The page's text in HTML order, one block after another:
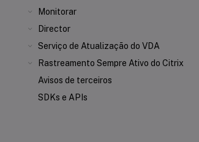
Monitorar
Director
Serviço de Atualização do VDA
Rastreamento Sempre Ativo do Citrix
Avisos de terceiros
SDKs e APIs